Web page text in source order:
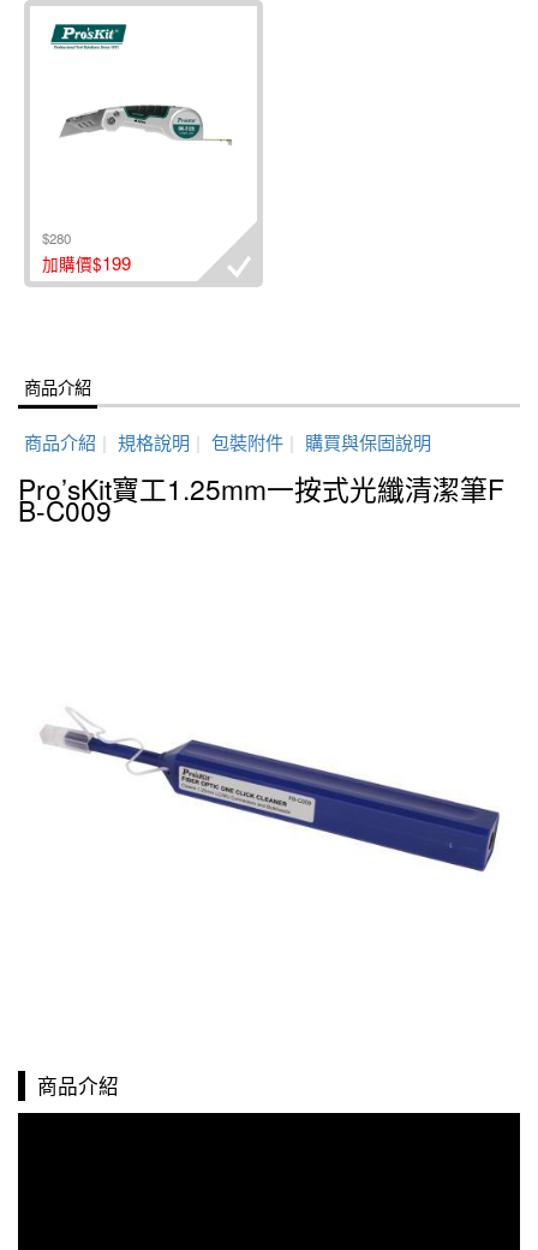
$280
加購價$199
商品介紹
商品介紹 | 規格說明 | 包裝附件 | 購買與保固說明
Pro’sKit寶工1.25mm一按式光纖清潔筆F
B-C009
商品介紹